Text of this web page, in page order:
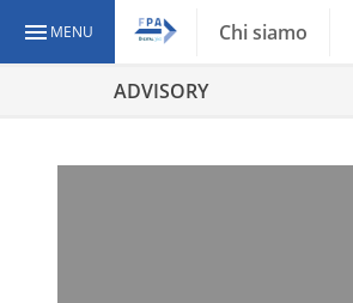
MENU Chi siamo
ADVISORY